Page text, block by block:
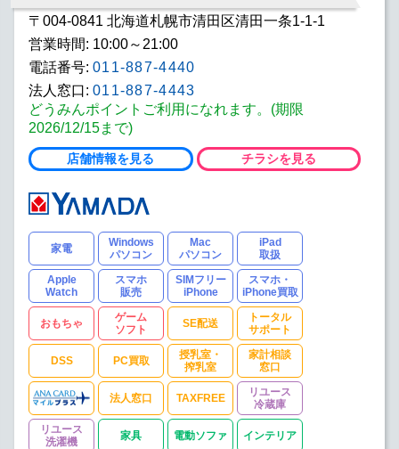
〒004-0841 北海道札幌市清田区清田一条1-1-1
営業時間: 10:00～21:00
電話番号: 011-887-4440
法人窓口: 011-887-4443
どうみんポイントご利用になれます。(期限
2026/12/15まで)
店舗情報を見る チラシを見る
家電
Windows
パソコン
Mac
パソコン
iPad
取扱
Apple
Watch
スマホ
販売
SIMフリー
iPhone
スマホ・
iPhone買取
おもちゃ
ゲーム
ソフト
SE配送
トータル
サポート
DSS PC買取
授乳室・
搾乳室
家計相談
窓口
法人窓口 TAXFREE
リユース
冷蔵庫
リユース
洗濯機
家具 電動ソファ インテリア